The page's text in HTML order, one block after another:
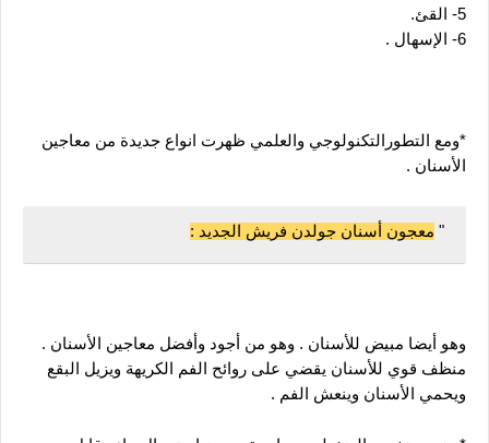
5- القئ.
6- الإسهال .
الأسنان .
" معجون أسنان جولدن فريش الجديد :
ويحمي الأسنان وينعش الفم .